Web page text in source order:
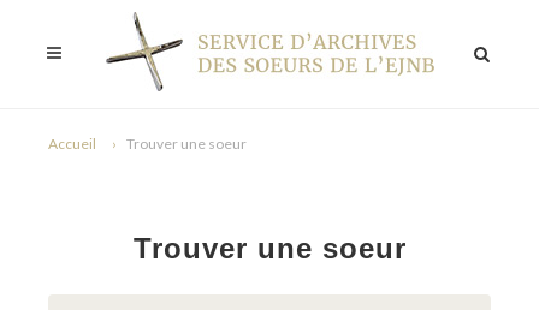
Accueil Trouver une soeur
Trouver une soeur